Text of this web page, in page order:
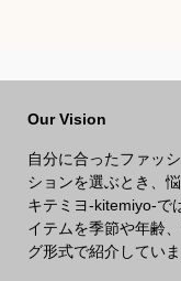
Our Vision
自分に合ったファッ
ションを選ぶとき、
キテミヨ-kitemiyo-で
イテムを季節や年齢
グ形式で紹介していま